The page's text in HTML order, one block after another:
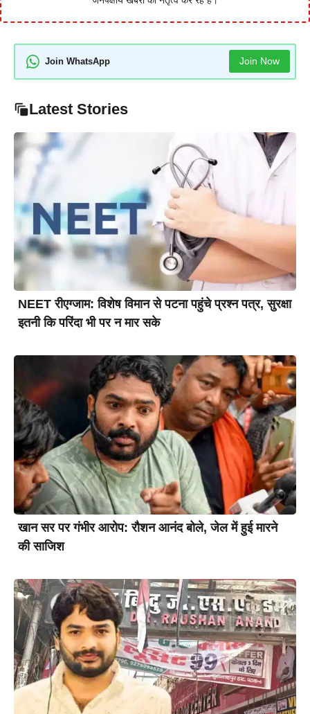
Join WhatsApp Join Now
Latest Stories
NEET रीएग्जाम: विशेष विमान से पटना पहुंचे प्रश्न पत्र, सुरक्षा
इतनी कि परिंदा भी पर न मार सके
खान सर पर गंभीर आरोप: रौशन आनंद बोले, जेल में हुई मारने
की साजिश